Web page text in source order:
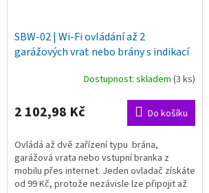
SBW-02 | Wi-Fi ovládání až 2
garážových vrat nebo brány s indikací
Dostupnost: skladem (3 ks)
2 102,98 Kč Do košíku
Ovládá až dvě zařízení typu brána,
garážová vrata nebo vstupní branka z
mobilu přes internet. Jeden ovladač získáte
od 99 Kč, protože nezávisle lze připojit až